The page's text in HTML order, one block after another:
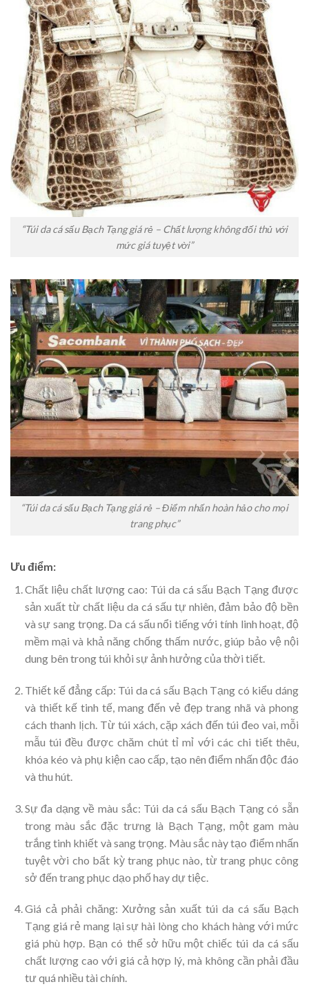
“Túi da cá sấu Bạch Tạng giá rẻ – Chất lượng không đối thủ với
mức giá tuyệt vời”
“Túi da cá sấu Bạch Tạng giá rẻ – Điểm nhấn hoàn hảo cho mọi
trang phục”
Ưu điểm:
Chất liệu chất lượng cao: Túi da cá sấu Bạch Tạng được
sản xuất từ chất liệu da cá sấu tự nhiên, đảm bảo độ bền
và sự sang trọng. Da cá sấu nổi tiếng với tính linh hoạt, độ
mềm mại và khả năng chống thấm nước, giúp bảo vệ nội
dung bên trong túi khỏi sự ảnh hưởng của thời tiết.
Thiết kế đẳng cấp: Túi da cá sấu Bạch Tạng có kiểu dáng
và thiết kế tinh tế, mang đến vẻ đẹp trang nhã và phong
cách thanh lịch. Từ túi xách, cặp xách đến túi đeo vai, mỗi
mẫu túi đều được chăm chút tỉ mỉ với các chi tiết thêu,
khóa kéo và phụ kiện cao cấp, tạo nên điểm nhấn độc đáo
và thu hút.
Sự đa dạng về màu sắc: Túi da cá sấu Bạch Tạng có sẵn
trong màu sắc đặc trưng là Bạch Tạng, một gam màu
trắng tinh khiết và sang trọng. Màu sắc này tạo điểm nhấn
tuyệt vời cho bất kỳ trang phục nào, từ trang phục công
sở đến trang phục dạo phố hay dự tiệc.
Giá cả phải chăng: Xưởng sản xuất túi da cá sấu Bạch
Tạng giá rẻ mang lại sự hài lòng cho khách hàng với mức
giá phù hợp. Bạn có thể sở hữu một chiếc túi da cá sấu
chất lượng cao với giá cả hợp lý, mà không cần phải đầu
tư quá nhiều tài chính.